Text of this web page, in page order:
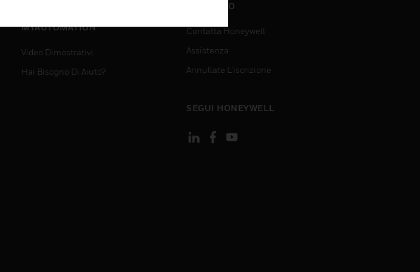
MYAUTOMATION
Video Dimostrativi
Hai Bisogno Di Aiuto?
CONTATTO
Contatta Honeywell
Assistenza
Annullate L’iscrizione
SEGUI HONEYWELL